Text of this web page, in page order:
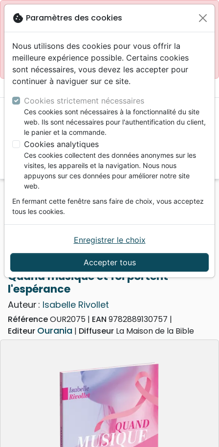
blockSite réservé aux professionnels
Accès pour les professionnels : Se connecter
Site pour le grand public : La Maison de la Bible
menu
Vous ne pouvez pas créer de nouvelle commande
depuis votre pays (United States).
Témoignages, biographies
Quand musique et foi portent l'espérance
Quand musique et foi portent
l'espérance
Auteur : Isabelle Rivollet
RéférenceOUR2075 EAN 9782889130757
Editeur Ourania Diffuseur La Maison de la Bible
cookie Paramètres des cookies
Nous utilisons des cookies pour vous offrir la
meilleure expérience possible. Certains cookies
sont nécessaires, vous devez les accepter pour
continuer à naviguer sur ce site.
Cookies strictement nécessaires
Ces cookies sont nécessaires à la fonctionnalité du site
web. Ils sont nécessaires pour l'authentification du client,
le panier et la commande.
Cookies analytiques
Ces cookies collectent des données anonymes sur les
visites, les appareils et la navigation. Nous nous
appuyons sur ces données pour améliorer notre site
web.
En fermant cette fenêtre sans faire de choix, vous acceptez
tous les cookies.
Accepter tous
Enregistrer le choix